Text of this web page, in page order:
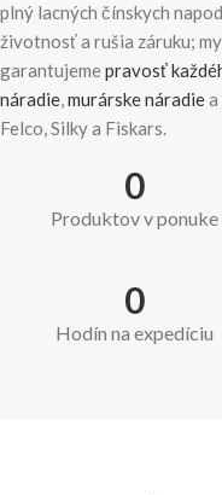
plný lacných čínskych
životnosť a rušia záruku;
garantujemepravosť
náradie,murárske náradie
Felco, Silky a Fiskars.
0
Produktov v ponuke
0
Hodín na expedíciu